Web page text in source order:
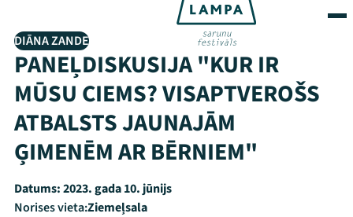
DIĀNA ZANDE
PANEĻDISKUSIJA "KUR IR
MŪSU CIEMS? VISAPTVEROŠS
ATBALSTS JAUNAJĀM
ĢIMENĒM AR BĒRNIEM"
Datums:2023. gada 10. jūnijs
Norises vieta:Ziemeļsala